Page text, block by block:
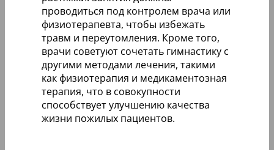
проводиться под контролем врача или
физиотерапевта, чтобы избежать
травм и переутомления. Кроме того,
врачи советуют сочетать гимнастику с
другими методами лечения, такими
как физиотерапия и медикаментозная
терапия, что в совокупности
способствует улучшению качества
жизни пожилых пациентов.